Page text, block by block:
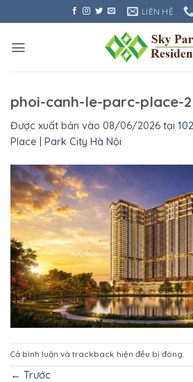
qua
dung
LIÊN HỆ
phoi-canh-le-parc-place-2
Được xuất bản vào 08/06/2026 tại
Place | Park City Hà Nội
Cả bình luận và trackback hiện đều bị đóng.
← Trước